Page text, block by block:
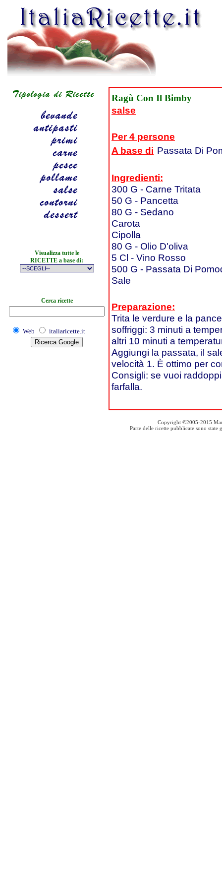
Visualizza tutte le
RICETTE a base di:
Cerca ricette
Web italiaricette.it
Ragù Con Il Bimby
salse
Per 4 persone
A base di Passata Di
Ingredienti:
300 G - Carne Tritata
50 G - Pancetta
80 G - Sedano
Carota
Cipolla
80 G - Olio D'oliva
5 Cl - Vino Rosso
500 G - Passata Di
Sale
Preparazione:
Trita le verdure e la
soffriggi: 3 minuti a
altri 10 minuti a
Aggiungi la passata, il
velocità 1. È ottimo per
Consigli: se vuoi
farfalla.
Copyright ©2005-2015
Parte delle ricette pubblicate sono state